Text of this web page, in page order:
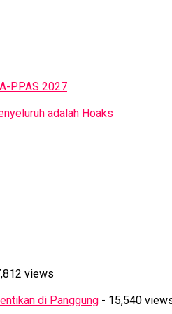
PPAS 2027
adalah Hoaks
views
di Panggung - 15,540